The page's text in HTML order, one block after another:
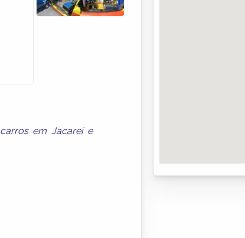
carros em Jacareíe